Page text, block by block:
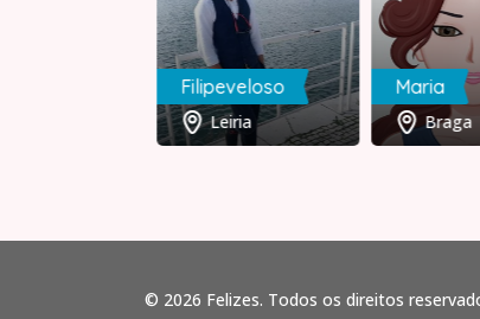
Filipeveloso
Leiria
Maria
Braga
© 2026 Felizes. Todos os direitos